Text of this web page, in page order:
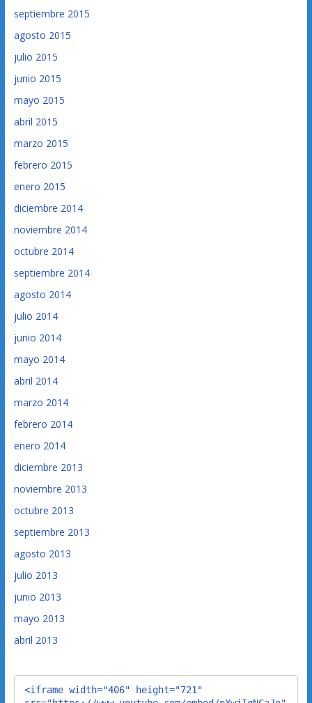
septiembre 2015
agosto 2015
julio 2015
junio 2015
mayo 2015
abril 2015
marzo 2015
febrero 2015
enero 2015
diciembre 2014
noviembre 2014
octubre 2014
septiembre 2014
agosto 2014
julio 2014
junio 2014
mayo 2014
abril 2014
marzo 2014
febrero 2014
enero 2014
diciembre 2013
noviembre 2013
octubre 2013
septiembre 2013
agosto 2013
julio 2013
junio 2013
mayo 2013
abril 2013
<iframe width="406" height="721"